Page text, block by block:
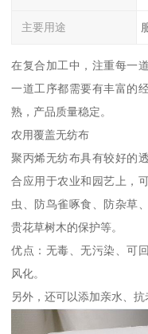
主要用途
在复合加工中，注重每一
一道工序都需要有丰富的
熟，产品质量稳定。
农用覆盖无纺布
聚丙烯无纺布具有较好的
合应用于农业和园艺上，
虫、防鸟雀啄食、防杂草
贵花草树木的保护等。
优点：无毒、无污染、可
风化。
另外，还可以添加亲水、